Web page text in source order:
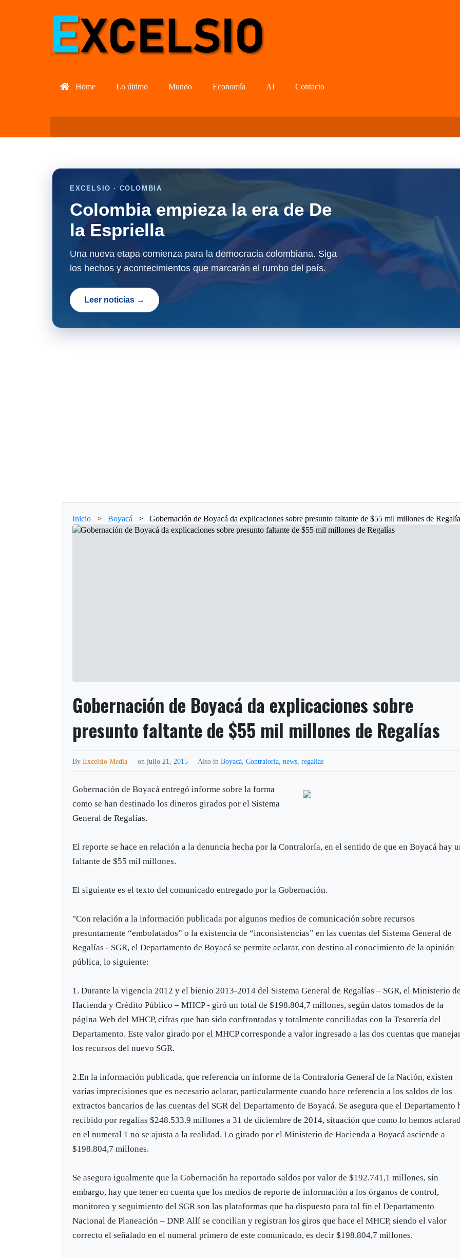
Home Lo último Mundo Economía AI Contacto
EXCELSIO · COLOMBIA
Colombia empieza la era de De
la Espriella
Una nueva etapa comienza para la democracia colombiana. Siga
los hechos y acontecimientos que marcarán el rumbo del país.
Leer noticias →
Inicio > Boyacá > Gobernación de Boyacá da explicaciones sobre presunto faltante de $55 mil millones de
Gobernación de Boyacá da explicaciones sobre
presunto faltante de $55 mil millones de Regalías
ByExcelsio Media onjulio 21, 2015 Also inBoyacá ,Contraloría ,news ,regalías
Gobernación de Boyacá entregó informe sobre la forma
como se han destinado los dineros girados por el Sistema
General de Regalías.
El reporte se hace en relación a la denuncia hecha por la Contraloría, en el sentido de que en Boyacá hay
faltante de $55 mil millones.
El siguiente es el texto del comunicado entregado por la Gobernación.
"Con relación a la información publicada por algunos medios de comunicación sobre recursos
presuntamente “embolatados” o la existencia de “inconsistencias” en las cuentas del Sistema General de
Regalías - SGR, el Departamento de Boyacá se permite aclarar, con destino al conocimiento de la opinión
pública, lo siguiente:
1. Durante la vigencia 2012 y el bienio 2013-2014 del Sistema General de Regalías – SGR, el Ministerio
Hacienda y Crédito Público – MHCP - giró un total de $198.804,7 millones, según datos tomados de la
página Web del MHCP, cifras que han sido confrontadas y totalmente conciliadas con la Tesorería del
Departamento. Este valor girado por el MHCP corresponde a valor ingresado a las dos cuentas que
los recursos del nuevo SGR.
2.En la información publicada, que referencia un informe de la Contraloría General de la Nación, existen
varias imprecisiones que es necesario aclarar, particularmente cuando hace referencia a los saldos de los
extractos bancarios de las cuentas del SGR del Departamento de Boyacá. Se asegura que el Departamento
recibido por regalías $248.533.9 millones a 31 de diciembre de 2014, situación que como lo hemos
en el numeral 1 no se ajusta a la realidad. Lo girado por el Ministerio de Hacienda a Boyacá asciende a
$198.804,7 millones.
Se asegura igualmente que la Gobernación ha reportado saldos por valor de $192.741,1 millones, sin
embargo, hay que tener en cuenta que los medios de reporte de información a los órganos de control,
monitoreo y seguimiento del SGR son las plataformas que ha dispuesto para tal fin el Departamento
Nacional de Planeación – DNP. Allí se concilian y registran los giros que hace el MHCP, siendo el valor
correcto el señalado en el numeral primero de este comunicado, es decir $198.804,7 millones.